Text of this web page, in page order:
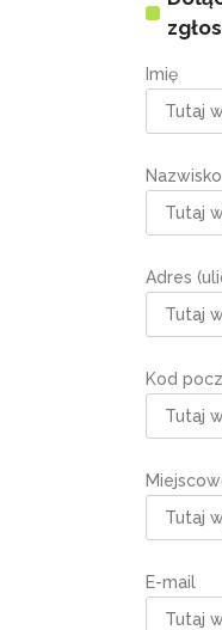
Imię
Nazwisko
Adres
Kod
E-mail